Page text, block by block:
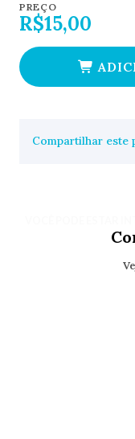
PREÇO
R$15,00
Compartilhar este